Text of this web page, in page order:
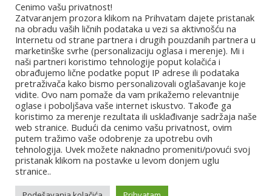
Marketing
Impressum
Uslovi korišćenja
Kontakt
Partneri
Najbolje.hr|Za ljepšu našu|H1 Telekom|Superbrands|
Gourmet 365
Najmodavac.hr | Zdrava prehrana i savjeti – Marica TopFit
Cenimo vašu privatnost!
Zatvaranjem prozora klikom na Prihvatam dajete pristanak
na obradu vaših ličnih podataka u vezi sa aktivnošću na
Internetu od strane partnera i drugih pouzdanih partnera u
marketinške svrhe (personalizaciju oglasa i merenje). Mi i
naši partneri koristimo tehnologije poput kolačića i
obrađujemo lične podatke poput IP adrese ili podataka
pretraživača kako bismo personalizovali oglašavanje koje
vidite. Ovo nam pomaže da vam prikažemo relevantnije
oglase i poboljšava vaše internet iskustvo. Takođe ga
koristimo za merenje rezultata ili usklađivanje sadržaja naše
web stranice. Budući da cenimo vašu privatnost, ovim
putem tražimo vaše odobrenje za upotrebu ovih
tehnologija. Uvek možete naknadno promeniti/povući svoj
pristanak klikom na postavke u levom donjem uglu
stranice..